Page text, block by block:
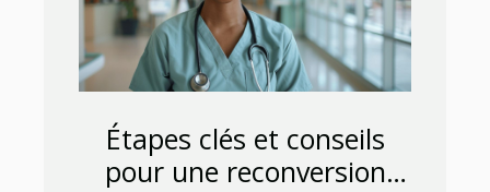
Étapes clés et conseils
pour une reconversion